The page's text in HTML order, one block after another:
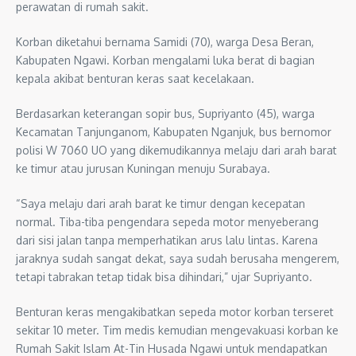
perawatan di rumah sakit.
Korban diketahui bernama Samidi (70), warga Desa Beran,
Kabupaten Ngawi. Korban mengalami luka berat di bagian
kepala akibat benturan keras saat kecelakaan.
Berdasarkan keterangan sopir bus, Supriyanto (45), warga
Kecamatan Tanjunganom, Kabupaten Nganjuk, bus bernomor
polisi W 7060 UO yang dikemudikannya melaju dari arah barat
ke timur atau jurusan Kuningan menuju Surabaya.
“Saya melaju dari arah barat ke timur dengan kecepatan
normal. Tiba-tiba pengendara sepeda motor menyeberang
dari sisi jalan tanpa memperhatikan arus lalu lintas. Karena
jaraknya sudah sangat dekat, saya sudah berusaha mengerem,
tetapi tabrakan tetap tidak bisa dihindari,” ujar Supriyanto.
Benturan keras mengakibatkan sepeda motor korban terseret
sekitar 10 meter. Tim medis kemudian mengevakuasi korban ke
Rumah Sakit Islam At-Tin Husada Ngawi untuk mendapatkan